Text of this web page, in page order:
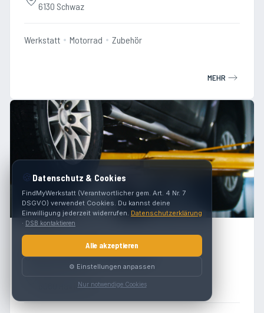
6130 Schwaz
Werkstatt Motorrad Zubehör
MEHR
4.0(10)
Oberschmied Werkstatt
Milser Str. 38
6060 Hall in Tirol
🍪Datenschutz & Cookies
FindMyWerkstatt (Verantwortlicher gem. Art. 4 Nr. 7
DSGVO) verwendet Cookies. Du kannst deine
Einwilligung jederzeit widerrufen. Datenschutzerklärung
· DSB kontaktieren
Alle akzeptieren
⚙️ Einstellungen anpassen
Nur notwendige Cookies